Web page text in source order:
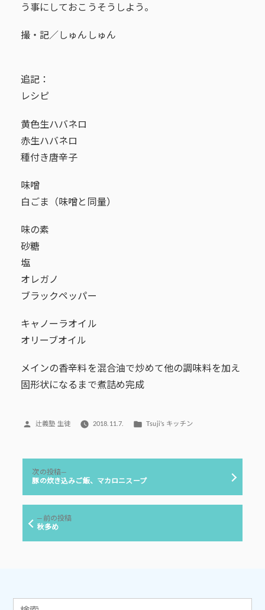
う事にしておこうそうしよう。
撮・記／しゅんしゅん
追記：
レシピ
黄色生ハバネロ
赤生ハバネロ
種付き唐辛子
味噌
白ごま（味噌と同量）
味の素
砂糖
塩
オレガノ
ブラックペッパー
キャノーラオイル
オリーブオイル
メインの香辛料を混合油で炒めて他の調味料を加え
固形状になるまで煮詰め完成
投
辻義塾 生徒 2018.11.7.
カ
リ
Tsuji’s キッチン
ナ
ー
前の投稿前
秋多め
次の投稿
の
豚の炊き込みご飯、マカロニスープ
検